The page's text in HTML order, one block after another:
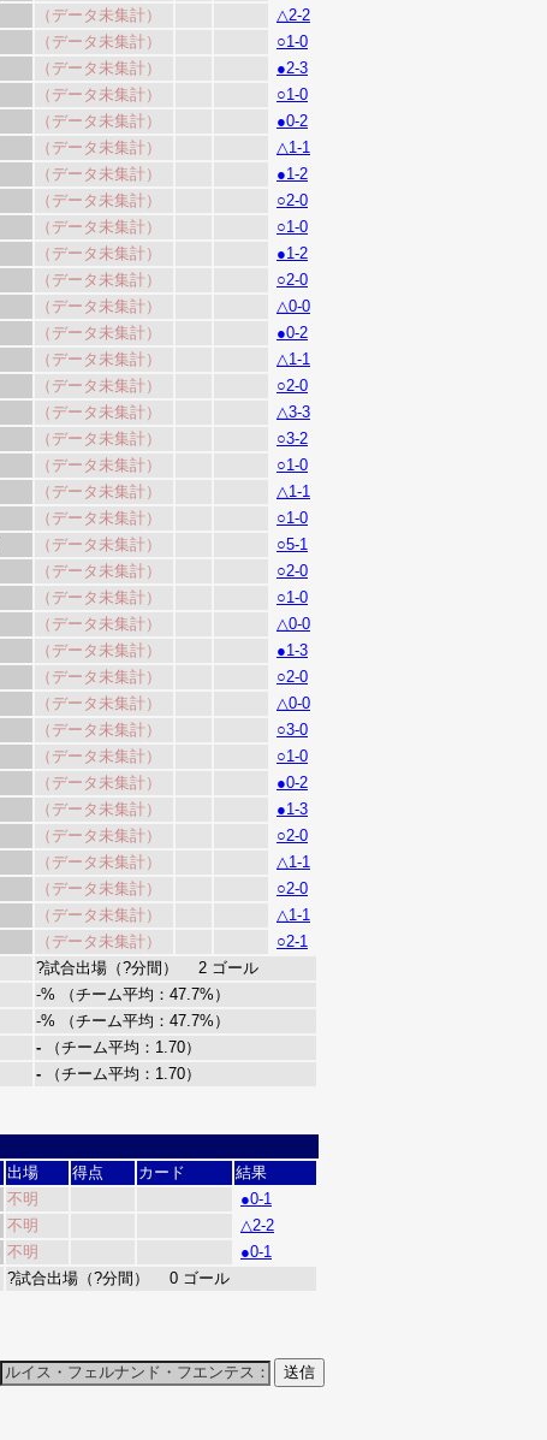
（データ未集計）
△2-2
（データ未集計）
○1-0
（データ未集計）
●2-3
（データ未集計）
○1-0
（データ未集計）
●0-2
（データ未集計）
△1-1
（データ未集計）
●1-2
（データ未集計）
○2-0
（データ未集計）
○1-0
（データ未集計）
●1-2
（データ未集計）
○2-0
（データ未集計）
△0-0
（データ未集計）
●0-2
（データ未集計）
△1-1
（データ未集計）
○2-0
（データ未集計）
△3-3
（データ未集計）
○3-2
（データ未集計）
○1-0
（データ未集計）
△1-1
（データ未集計）
○1-0
（データ未集計）
○5-1
（データ未集計）
○2-0
（データ未集計）
○1-0
（データ未集計）
△0-0
（データ未集計）
●1-3
（データ未集計）
○2-0
（データ未集計）
△0-0
（データ未集計）
○3-0
（データ未集計）
○1-0
（データ未集計）
●0-2
（データ未集計）
●1-3
（データ未集計）
○2-0
（データ未集計）
△1-1
（データ未集計）
○2-0
（データ未集計）
△1-1
（データ未集計）
○2-1
?試合出場（?分間） 2 ゴール
-% （チーム平均：47.7%）
-% （チーム平均：47.7%）
- （チーム平均：1.70）
- （チーム平均：1.70）
出場 得点 カード
結果
不明
●0-1
不明
△2-2
不明
●0-1
?試合出場（?分間） 0 ゴール